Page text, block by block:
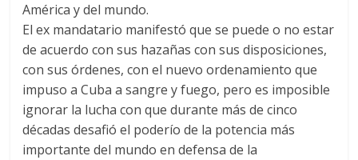
América y del mundo.
El ex mandatario manifestó que se puede o no estar
de acuerdo con sus hazañas con sus disposiciones,
con sus órdenes, con el nuevo ordenamiento que
impuso a Cuba a sangre y fuego, pero es imposible
ignorar la lucha con que durante más de cinco
décadas desafió el poderío de la potencia más
importante del mundo en defensa de la